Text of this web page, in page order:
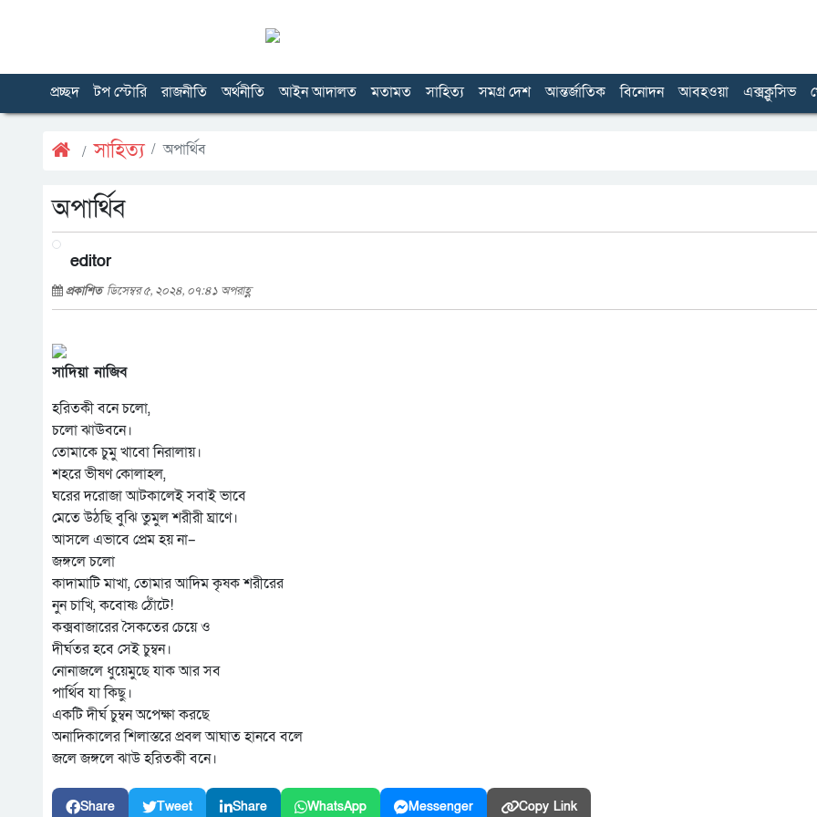
প্রচ্ছদ টপ স্টোরি রাজনীতি অর্থনীতি আইন আদালত মতামত সাহিত্য সমগ্র দেশ আন্তর্জাতিক বিনোদন আবহওয়া এক্সক্লুসিভ
সাহিত্য অপার্থিব
অপার্থিব
editor
প্রকাশিত ডিসেম্বর ৫, ২০২৪, ০৭:৪১ অপরাহ্ণ
সাদিয়া নাজিব
হরিতকী বনে চলো,
চলো ঝাঊবনে।
তোমাকে চুমু খাবো নিরালায়।
শহরে ভীষণ কোলাহল,
ঘরের দরোজা আটকালেই সবাই ভাবে
মেতে উঠছি বুঝি তুমুল শরীরী ঘ্রাণে।
আসলে এভাবে প্রেম হয় না–
জঙ্গলে চলো
কাদামাটি মাখা, তোমার আদিম কৃষক শরীরের
নুন চাখি, কবোষ্ণ ঠোঁটে!
কক্সবাজারের সৈকতের চেয়ে ও
দীর্ঘতর হবে সেই চুম্বন।
নোনাজলে ধুয়েমুছে যাক আর সব
পার্থিব যা কিছু।
একটি দীর্ঘ চুম্বন অপেক্ষা করছে
অনাদিকালের শিলাস্তরে প্রবল আঘাত হানবে বলে
জলে জঙ্গলে ঝাউ হরিতকী বনে।
Share Tweet Share WhatsApp Messenger Copy Link